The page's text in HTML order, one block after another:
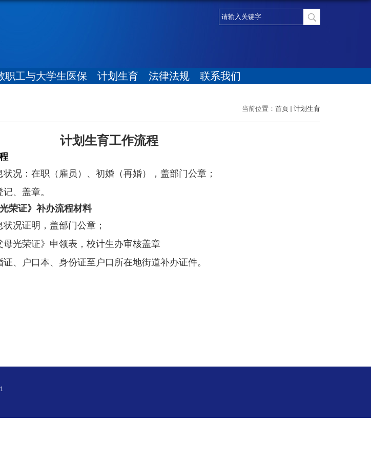
职工与大学生医保 计划生育 法律法规 联系我们
当前位置： 首页 计划生育
计划生育工作流程
况：在职（雇员）、初婚（再婚），盖部门公章；
、盖章。
荣证》补办流程材料
况证明，盖部门公章；
母光荣证》申领表，校计生办审核盖章
、户口本、身份证至户口所在地街道补办证件。